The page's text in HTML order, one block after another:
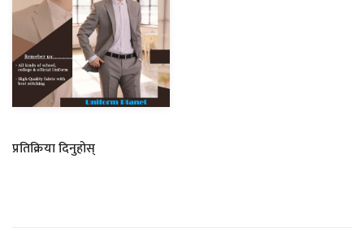
प्रतिक्रिया दिनुहोस्